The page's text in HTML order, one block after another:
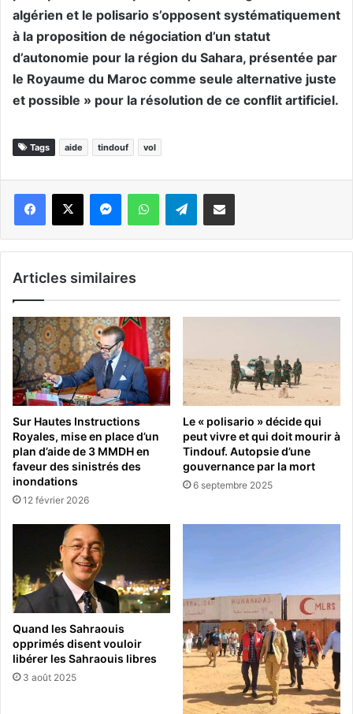
algérien et le polisario s’opposent systématiquement
à la proposition de négociation d’un statut
d’autonomie pour la région du Sahara, présentée par
le Royaume du Maroc comme seule alternative juste
et possible » pour la résolution de ce conflit artificiel.
Tags aide tindouf vol
WhatsApp Telegram
Articles similaires
Sur Hautes Instructions
Royales, mise en place d’un
plan d’aide de 3 MMDH en
faveur des sinistrés des
inondations
12 février 2026
Le « polisario » décide qui
peut vivre et qui doit mourir à
Tindouf. Autopsie d’une
gouvernance par la mort
6 septembre 2025
Quand les Sahraouis
opprimés disent vouloir
libérer les Sahraouis libres
3 août 2025